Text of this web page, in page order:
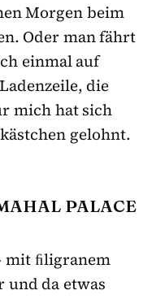
Morgen beim
Oder man fährt
einmal auf
die
mich hat sich
gelohnt.
PALACE
mit ﬁligranem
und da etwas